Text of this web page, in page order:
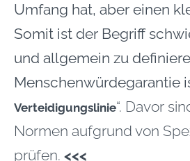
Umfang hat, aber einen
Somit ist der Begriff
und allgemein zu
Menschenwürdegarantie
Verteidigungslinie“. Davor
Normen aufgrund von
prüfen. <<<